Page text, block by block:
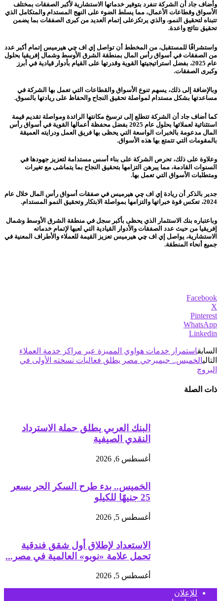
وأضاف جاد أن الشركة تنفرد بتوفير خدماتها الاستشارية لأكبر الصفقات بمختلف
الأسواق وقطاعات الأعمال، مما يسلط الضوء على النهج المستدام والمتكامل الذي
تتبناه لتحقيق النمو، والذي يرتكزعلى إتمام العديد من كبرى الصفقات بما يضمن
تحقيق نتائج واعدة.
واستشرافًا للمستقبل، من المخطط أن تواصل إي اف چي هيرميس إتمام أكبر عدد
من الصفقات في أسواق رأس المال بمنطقة الشرق الأوسط وشمال إفريقيا بحلول
عام 2025، بفضل استراتيجيتها القوية وقدرتها على القيام بأدوار قيادية في أبرز
وكبرى الصفقات.
وبالإضافة إلى ذلك، يسهم تنوع الأسواق والقطاعات التي تعمل بها الشركة في
مساعدتها بشكل مستدام لمواصلة تحقيق النجاح والحفاظ على ريادتها بالسوق.
كما أضاف جاد أن الشركة تتطلع إلى ترسيخ مكانتها الرائدة ومواصلة تقديم قيمة
استثنائية لعملائها بحلول عام 2025 بفضل محفظة أعمالها القوية في أسواق رأس
المال مدعومة بالخبرات الواسعة التي يحظى بها فريق العمل ودرايته العميقة
بالمقومات التي تتمتع بها هذه الأسواق.
وعلاوة على ذلك، تحرص الشركة على بناء أسس مستدامة لتعزيز جهودها في
السنوات القادمة، مما يبرهن التزامها بتحقيق النجاح بما يتماشى مع تغيرات
ومتطلبات الأسواق التي تعمل بها.
جدير بالذكر أن ريادة إي اف چي هيرميس في صفقات أسواق رأس المال خلال عام
2024، تعكس قوة خبراتها والتزامها بمواصلة الابتكار وتحقيق النمو المستدام.
وباعتباره بنك الاستثمار الذي يحظى بأكبر سجل في منطقة الشرق الأوسط وشمال
إفريقيا من حيث عدد الصفقات والأدوار القيادية التي لعبها لإتمام خدماته
الاستشارية، يواصل إي اف چي هيرميس تعزيز القيمة للعملاء والأطراف المعنية في
جميع أنحاء المنطقة.
Facebook
X
Pinterest
WhatsApp
Linkedin
السابقاستمرار خدمات هواوي المميزة عبر مراكز خدمة العملاء
التاليالخميس.. جيميرجي مصر يطلق فعاليات نسخته الأولى في
البروچ
ذات الصلة
البنك العربي يطلق حملة الاسترداد
النقدي الصيفية
أغسطس 6, 2026
الخميس.. بدء طرح السكر الحر بسعر
25 جنيهًا للكيلو
أغسطس 5, 2026
الاستعداد لإطلاق أول شقق فندقية
تحمل علامة «نوبو» العالمية في مصر...
أغسطس 5, 2026
للإعلان